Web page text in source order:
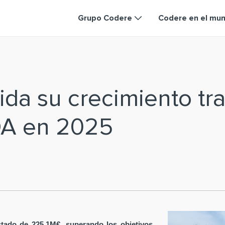
Grupo Codere Codere en el
su crecimiento
en 2025